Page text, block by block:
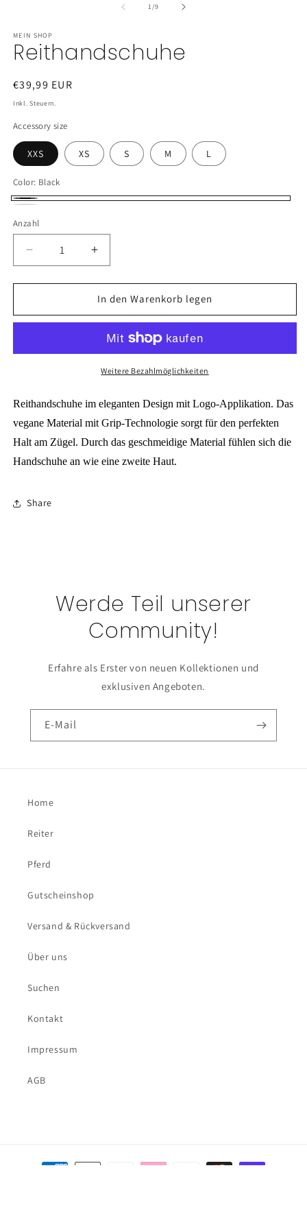
1/von
9
MEIN SHOP
Reithandschuhe
Normaler
Preis
€39,99 EUR
Inkl. Steuern.
Accessory size
XXS XS S M L
Color: Black
Black
Anzahl
Verringere
die
Menge
Reithandschuhe
Erhöhe
die
Menge
für
Reithandschuhe
In den Warenkorb legen
Weitere Bezahlmöglichkeiten
Reithandschuhe im eleganten Design mit Logo-Applikation. Das
vegane Material mit Grip-Technologie sorgt für den perfekten
Halt am Zügel. Durch das geschmeidige Material fühlen sich die
Handschuhe an wie eine zweite Haut.
Share
Werde Teil unserer
Community!
Erfahre als Erster von neuen Kollektionen und
exklusiven Angeboten.
E-Mail
Home
Reiter
Pferd
Gutscheinshop
Versand & Rückversand
Über uns
Suchen
Kontakt
Impressum
AGB
Zahlungsmethoden